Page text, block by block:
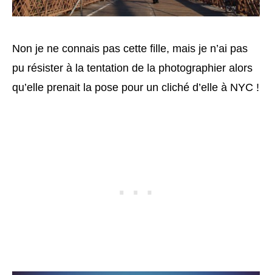
Non je ne connais pas cette fille, mais je n’ai pas
pu résister à la tentation de la photographier alors
qu’elle prenait la pose pour un cliché d’elle à NYC !